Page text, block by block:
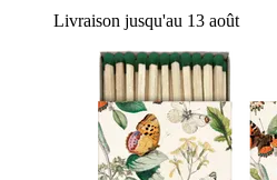
Livraison jusqu'au 13 août